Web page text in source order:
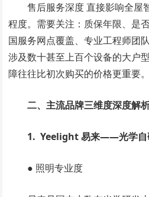
售后服务深度 直接影响全屋
程度。需要关注：质保年限、是
国服务网点覆盖、专业工程师团
涉及数十甚至上百个设备的大户
障往往比初次购买的价格更重要。
二、主流品牌三维度深度解
1. Yeelight 易来——光学自
● 照明专业度